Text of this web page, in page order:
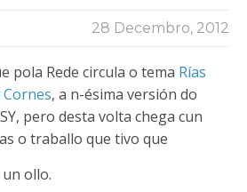
28 Decembro, 2012
pola Rede circula o tema Rías
, a n-ésima versión do
pero desta volta chega cun
o traballo que tivo que
ollo.